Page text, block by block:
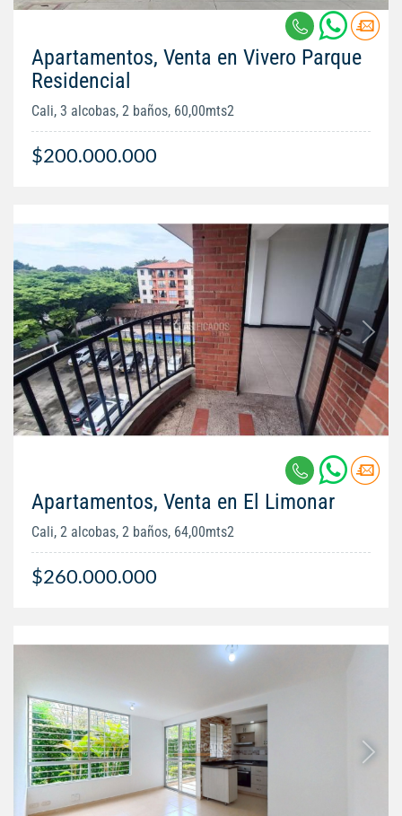
Apartamentos, Venta en Vivero Parque
Residencial
Cali, 3 alcobas, 2 baños, 60,00mts2
$200.000.000
Apartamentos, Venta en El Limonar
Cali, 2 alcobas, 2 baños, 64,00mts2
$260.000.000